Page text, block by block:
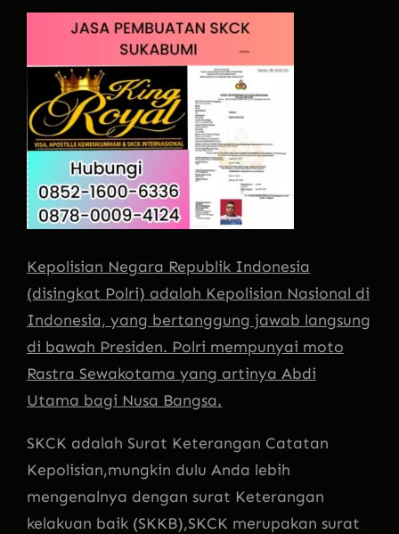
Kepolisian Negara Republik Indonesia
(disingkat Polri) adalah Kepolisian Nasional di
Indonesia, yang bertanggung jawab langsung
di bawah Presiden. Polri mempunyai moto
Rastra Sewakotama yang artinya Abdi
Utama bagi Nusa Bangsa.
SKCK adalah Surat Keterangan Catatan
Kepolisian,mungkin dulu Anda lebih
mengenalnya dengan surat Keterangan
kelakuan baik (SKKB),SKCK merupakan surat